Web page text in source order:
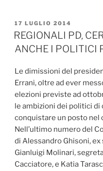
PUBBLICATO
IL
17 LUGLIO 2014
REGIONALI PD,
ANCHE I POLITICI
Le dimissioni del
Errani, oltre ad ever
elezioni previste ad
le ambizioni dei politici di
conquistare un posto nel
Nell’ultimo numero del
di Alessandro Ghisoni, ex
Gianluigi Molinari,
Cacciatore, e Katia